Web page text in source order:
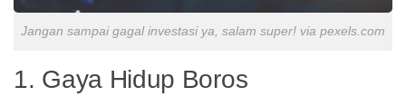
Jangan sampai gagal investasi ya, salam super! via pexels.com
1. Gaya Hidup Boros